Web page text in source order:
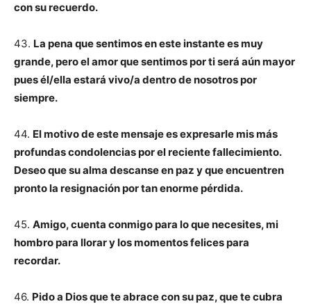
con su recuerdo.
43. La pena que sentimos en este instante es muy
grande, pero el amor que sentimos por ti será aún mayor
pues él/ella estará vivo/a dentro de nosotros por
siempre.
44. El motivo de este mensaje es expresarle mis más
profundas condolencias por el reciente fallecimiento.
Deseo que su alma descanse en paz y que encuentren
pronto la resignación por tan enorme pérdida.
45. Amigo, cuenta conmigo para lo que necesites, mi
hombro para llorar y los momentos felices para
recordar.
46. Pido a Dios que te abrace con su paz, que te cubra